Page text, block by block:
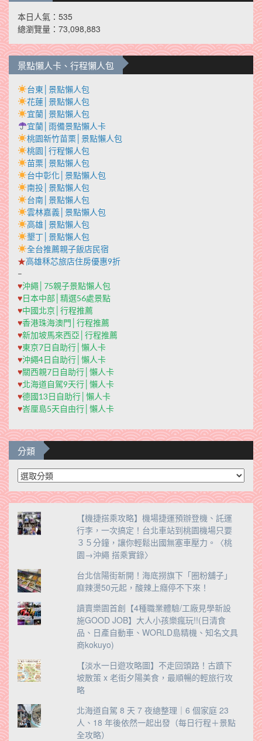
本日人氣：535
總瀏覽量：73,098,883
景點懶人卡、行程懶人包
台東│景點懶人包
花蓮│景點懶人包
宜蘭│景點懶人包
宜蘭│雨備景點懶人卡
桃園新竹苗栗│景點懶人包
桃園│行程懶人包
苗栗│景點懶人包
台中彰化│景點懶人包
南投│景點懶人包
台南│景點懶人包
雲林嘉義│景點懶人包
高雄│景點懶人包
墾丁│景點懶人包
全台推薦親子飯店民宿
★高雄秝芯旅店住房優惠9折
–
♥沖繩│75親子景點懶人包
♥日本中部│精選56處景點
♥中國北京│行程推薦
♥香港珠海澳門│行程推薦
♥新加坡馬來西亞│行程推薦
♥東京7日自助行│懶人卡
♥沖繩4日自助行│懶人卡
♥關西親7日自助行│懶人卡
♥北海道自駕9天行│懶人卡
♥德國13日自助行│懶人卡
♥峇厘島5天自由行│懶人卡
分類
分
類
【機捷搭乘攻略】機場捷運預辦登機、託運
行李，一次搞定！台北車站到桃園機場只要
３５分鐘，讓你輕鬆出國無塞車壓力。〈桃
園→沖繩 搭乘實錄〉
台北信陽街新開！海底撈旗下「圈粉舖子」
麻辣燙50元起，酸辣上癮停不下來！
讀賣樂園首創【4種職業體驗/工廠見學新設
施GOOD JOB】大人小孩樂瘋玩!!(日清食
品、日產自動車、WORLD島精機、知名文具
商kokuyo)
【淡水一日遊攻略圖】不走回頭路！古蹟下
坡散策 x 老街夕陽美食，最順暢的輕旅行攻
略
北海道自駕 8 天 7 夜總整理｜6 個家庭 23
人、18 年後依然一起出發（每日行程＋景點
全攻略）